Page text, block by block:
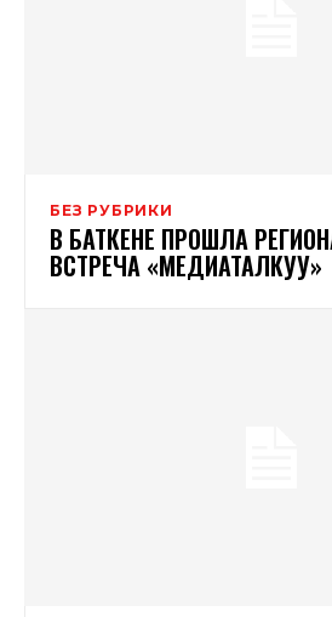
БЕЗ РУБРИКИ
В БАТКЕНЕ ПРОШЛА
ВСТРЕЧА «МЕДИАТАЛКУУ»